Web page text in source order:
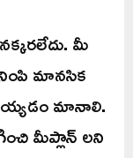
మీ
మానసిక
చెయ్యడం మానాలి.
మీప్లాన్ లని